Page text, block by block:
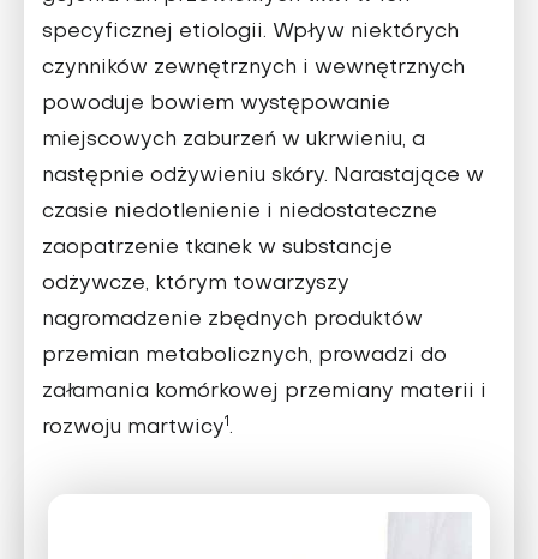
specyficznej etiologii. Wpływ niektórych
czynników zewnętrznych i wewnętrznych
powoduje bowiem występowanie
miejscowych zaburzeń w ukrwieniu, a
następnie odżywieniu skóry. Narastające w
czasie niedotlenienie i niedostateczne
zaopatrzenie tkanek w substancje
odżywcze, którym towarzyszy
nagromadzenie zbędnych produktów
przemian metabolicznych, prowadzi do
załamania komórkowej przemiany materii i
rozwoju martwicy1.